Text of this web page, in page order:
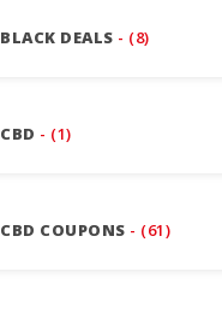
BLACK DEALS - (8)
CBD - (1)
CBD COUPONS - (61)